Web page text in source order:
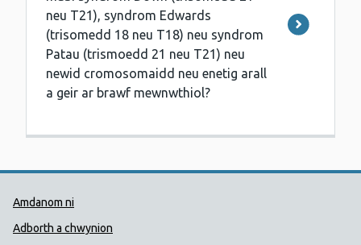
neu T21), syndrom Edwards
(trisomedd 18 neu T18) neu syndrom
Patau (trismoedd 21 neu T21) neu
newid cromosomaidd neu enetig arall
a geir ar brawf mewnwthiol?
Dolenni Cymorth Iechyd
Amdanom ni
Adborth a chwynion